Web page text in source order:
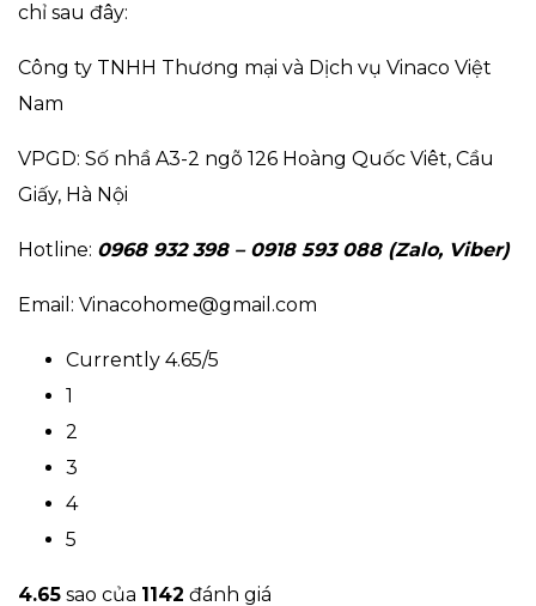
chỉ sau đây:
Công ty TNHH Thương mại và Dịch vụ Vinaco Việt
Nam
VPGD: Số nhầ A3-2 ngõ 126 Hoàng Quốc Viêt, Cầu
Giấy, Hà Nội
Hotline: 0968 932 398 – 0918 593 088 (Zalo, Viber)
Email: Vinacohome@gmail.com
Currently 4.65/5
1
2
3
4
5
4.65 sao của 1142 đánh giá